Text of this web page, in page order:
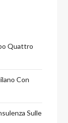
Quattro
Con
Sulle